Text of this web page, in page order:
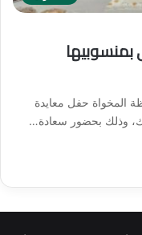
المخواة حفل معايدة
وذلك بحضور سعادة…